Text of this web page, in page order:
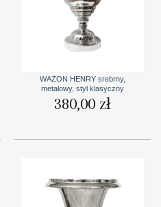
WAZON HENRY srebrny,
metalowy, styl klasyczny
380,00 zł